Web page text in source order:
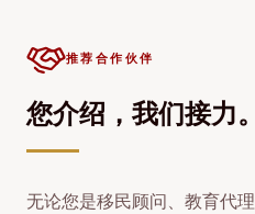
推荐合作伙伴
您介绍，我们接力。
无论您是移民顾问、教育代